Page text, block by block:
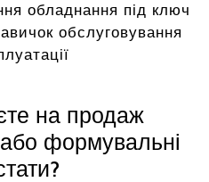
обладнання під ключ
обслуговування
на продаж
формувальні